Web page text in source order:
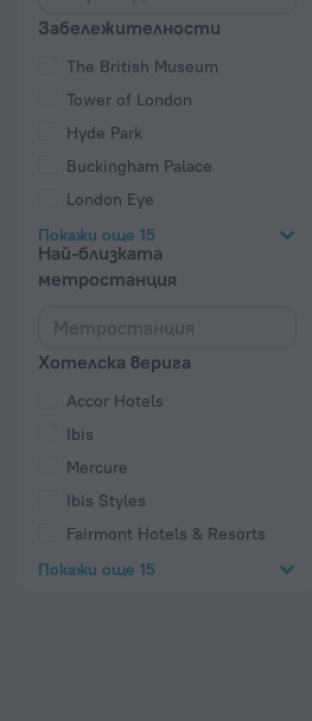
Забележителности
The British Museum
Tower of London
Hyde Park
Buckingham Palace
London Eye
Покажи още 15
Най-близката
метростанция
Хотелска верига
Accor Hotels
Ibis
Mercure
Ibis Styles
Fairmont Hotels & Resorts
Покажи още 15